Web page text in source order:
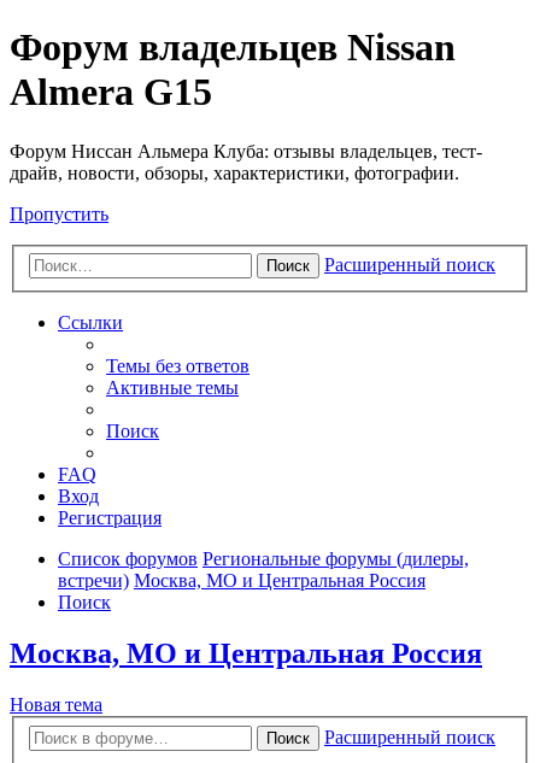
Форум владельцев Nissan
Almera G15
Форум Ниссан Альмера Клуба: отзывы владельцев, тест-
драйв, новости, обзоры, характеристики, фотографии.
Пропустить
Поиск Расширенный поиск
Ссылки
Темы без ответов
Активные темы
Поиск
FAQ
Вход
Регистрация
Список форумов Региональные форумы (дилеры,
встречи) Москва, МО и Центральная Россия
Поиск
Москва, МО и Центральная Россия
Новая тема
Поиск
Расширенный поиск